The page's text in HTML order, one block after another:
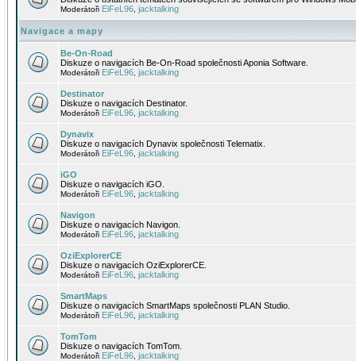
Moderátoři EiFeL96 jacktalking
Navigace a mapy
Be-On-Road
Diskuze o navigacích Be-On-Road společnosti Aponia Software.
Moderátoři EiFeL96 jacktalking
Destinator
Diskuze o navigacích Destinator.
Moderátoři EiFeL96 jacktalking
Dynavix
Diskuze o navigacích Dynavix společnosti Telematix.
Moderátoři EiFeL96 jacktalking
iGO
Diskuze o navigacích iGO.
Moderátoři EiFeL96 jacktalking
Navigon
Diskuze o navigacích Navigon.
Moderátoři EiFeL96 jacktalking
OziExplorerCE
Diskuze o navigacích OziExplorerCE.
Moderátoři EiFeL96 jacktalking
SmartMaps
Diskuze o navigacích SmartMaps společnosti PLAN Studio.
Moderátoři EiFeL96 jacktalking
TomTom
Diskuze o navigacích TomTom.
Moderátoři EiFeL96 jacktalking